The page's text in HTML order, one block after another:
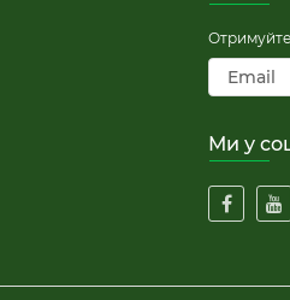
Отримуйте
Ми у